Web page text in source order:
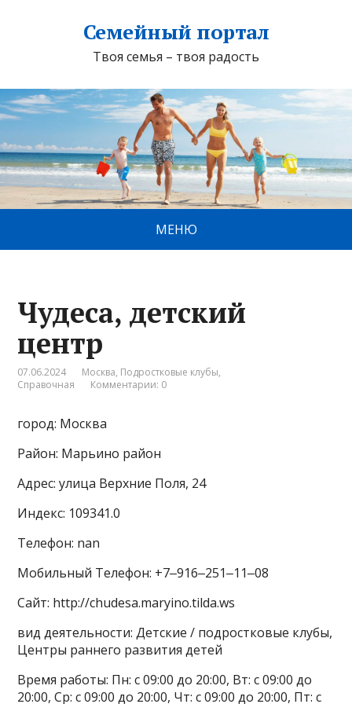
Семейный портал
Твоя семья – твоя радость
МЕНЮ
Чудеса, детский
центр
07.06.2024 Москва, Подростковые клубы,
Справочная
Комментарии: 0
город: Москва
Район: Марьино район
Адрес: улица Верхние Поля, 24
Индекс: 109341.0
Телефон: nan
Мобильный Телефон: +7‒916‒251‒11‒08
Сайт: http://chudesa.maryino.tilda.ws
вид деятельности: Детские / подростковые клубы,
Центры раннего развития детей
Время работы: Пн: с 09:00 до 20:00, Вт: с 09:00 до
20:00, Ср: с 09:00 до 20:00, Чт: с 09:00 до 20:00, Пт: с